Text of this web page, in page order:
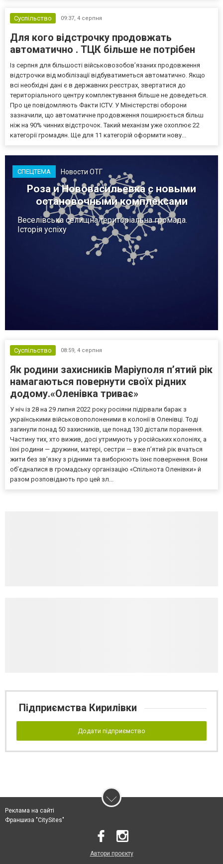
Суспільство 09:37, 4 серпня
Для кого відстрочку продовжать
автоматично . ТЦК більше не потрібен
Із серпня для більшості військовозобов’язаних продовження
відстрочки від мобілізації відбуватиметься автоматично. Якщо
всі необхідні дані є в державних реєстрах, звертатися до
територіального центру комплектування більше не доведеться.
Про це повідомляють Факти ICTV. У Міністерстві оборони
зазначили, що автоматичне продовження поширюється більш
ніж на 90% чинних відстрочок. Такий механізм уже охоплює 22
категорії громадян. Ще для 11 категорій оформити нову...
СПЕЦТЕМА Новости ОТГ
Роза и Нововасильевка с новыми
остановочными комплексами
Веселівська селищна територіальна громада.
Історія успіху
Суспільство 08:59, 4 серпня
Як родини захисників Маріуполя пʼятий рік
намагаються повернути своїх рідних
додому.«Оленівка триває»
У ніч із 28 на 29 липня 2022 року росіяни підірвали барак з
українськими військовополоненими в колонії в Оленівці. Тоді
загинули понад 50 захисників, ще понад 130 дістали поранення.
Частину тих, хто вижив, досі утримують у російських колоніях, а
їхні родини — дружини, матері, сестри — вже п’ятий рік вчаться
жити без зв’язку з рідними та виборюють їхнє повернення. Вони
об’єдналися в громадську організацію «Спільнота Оленівки» й
разом розповідають про цей зл...
Підприємства Кирилівки
Додати підприємство
Реклама на сайті
Франшиза "CitySites"
Автори проєкту